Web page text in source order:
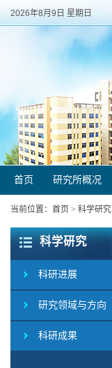
2026年8月9日 星期日
首页 研究所概况
当前位置： 首页 > 科学研究
科学研究
科研进展
研究领域与方向
科研成果